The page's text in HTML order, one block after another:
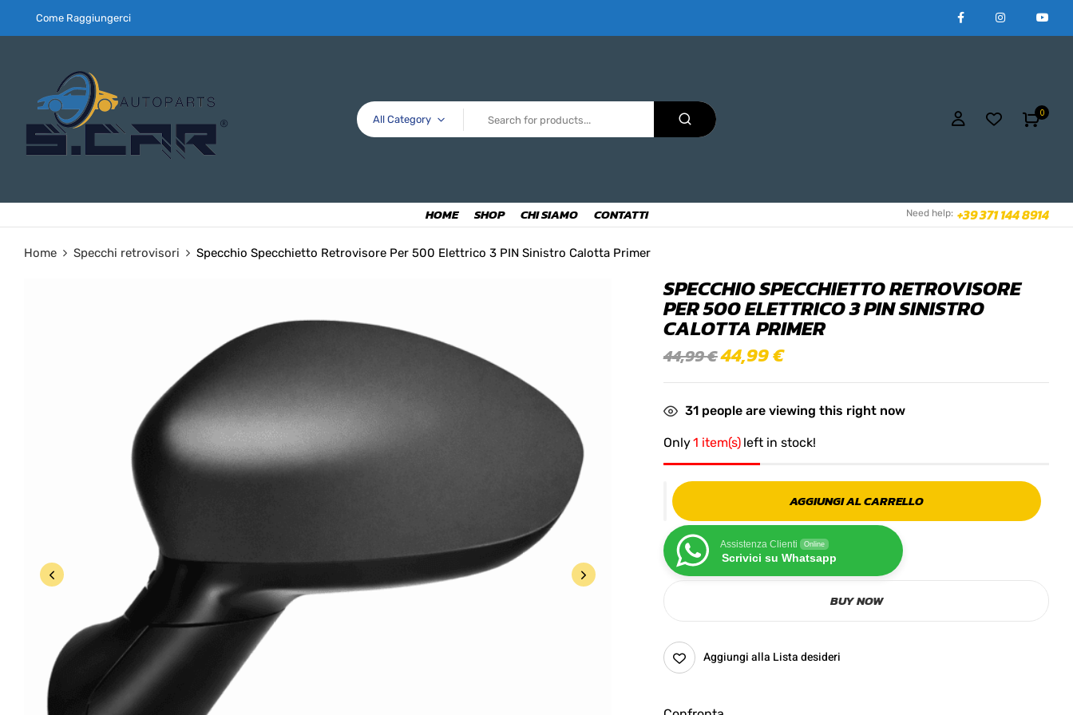
Come Raggiungerci
All Category
0
HOME SHOP CHI SIAMO CONTATTI Need help: +39 371 144 8914
Home Specchi retrovisori Specchio Specchietto Retrovisore Per 500 Elettrico 3 PIN Sinistro Calotta Primer
SPECCHIO SPECCHIETTO RETROVISORE
PER 500 ELETTRICO 3 PIN SINISTRO
CALOTTA PRIMER
44,99€44,99€
31 people are viewing this right now
Only1 item(s) left in stock!
AGGIUNGI AL CARRELLO
Assistenza Clienti Online
Scrivici su Whatsapp
BUY NOW
Aggiungi alla Lista desideri